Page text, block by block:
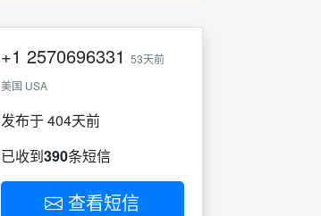
+1 2570696331 53天前
美国 USA
发布于 404天前
已收到390条短信
查看短信